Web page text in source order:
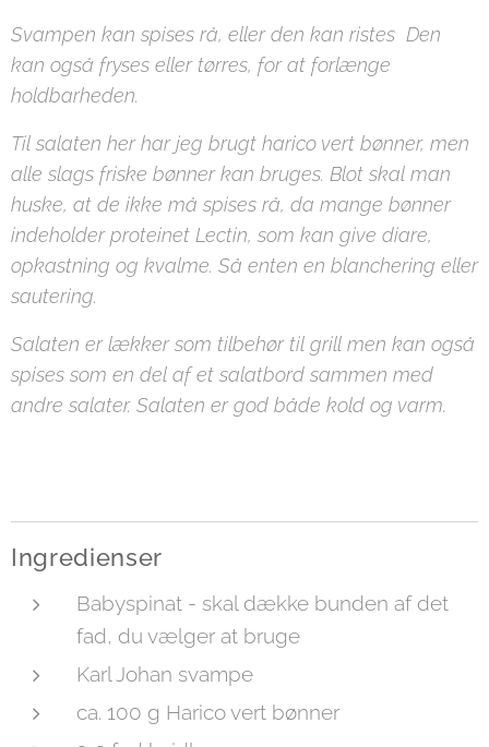
Svampen kan spises rå, eller den kan ristes Den
kan også fryses eller tørres, for at forlænge
holdbarheden.
Til salaten her har jeg brugt harico vert bønner, men
alle slags friske bønner kan bruges. Blot skal man
huske, at de ikke må spises rå, da mange bønner
indeholder proteinet Lectin, som kan give diare,
opkastning og kvalme. Så enten en blanchering eller
sautering.
Salaten er lækker som tilbehør til grill men kan også
spises som en del af et salatbord sammen med
andre salater. Salaten er god både kold og varm.
Ingredienser
Babyspinat - skal dække bunden af det
fad, du vælger at bruge
Karl Johan svampe
ca. 100 g Harico vert bønner